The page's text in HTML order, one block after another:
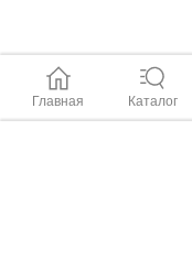
Главная Каталог